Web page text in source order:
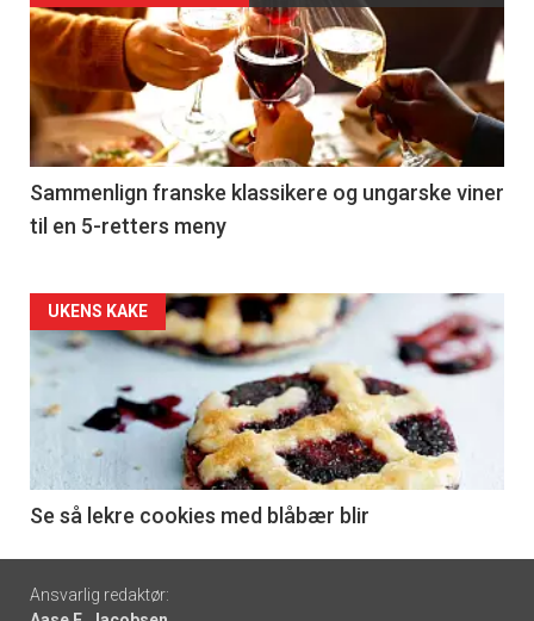
akkurat
nå
-
5
Sammenlign franske klassikere og ungarske viner
til en 5-retters meny
Forsiden
akkurat
nå
6
UKENS KAKE
Se så lekre cookies med blåbær blir
Footer
Ansvarlig redaktør: